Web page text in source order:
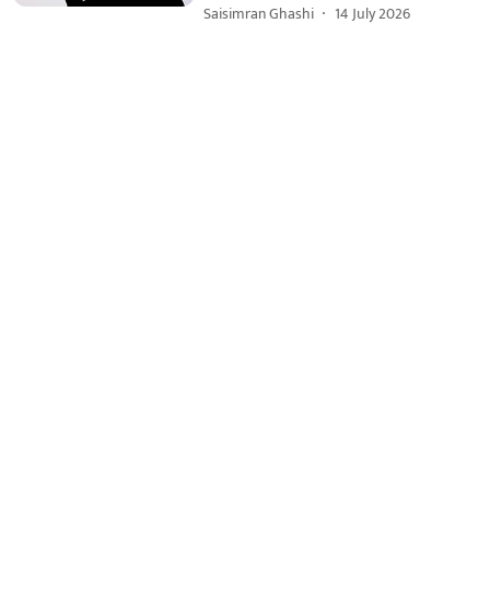
Saisimran Ghashi 14 July 2026